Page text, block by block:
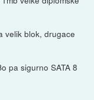
velik blok, drugace
pa sigurno SATA 8